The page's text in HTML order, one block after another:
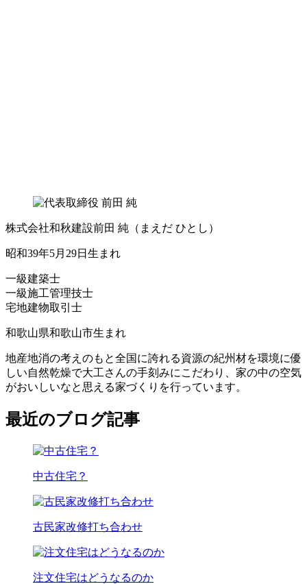
株式会社和秋建設前田 純 （まえだ ひとし）
昭和39年5月29日生まれ
一級建築士
一級施工管理技士
宅地建物取引士
和歌山県和歌山市生まれ
地産地消の考えのもと全国に誇れる資源の紀州材を環境に優
しい自然乾燥で大工さんの手刻みにこだわり、家の中の空気
がおいしいなと思える家づくりを行っています。
最近のブログ記事
中古住宅？
古民家改修打ち合わせ
注文住宅はどうなるのか